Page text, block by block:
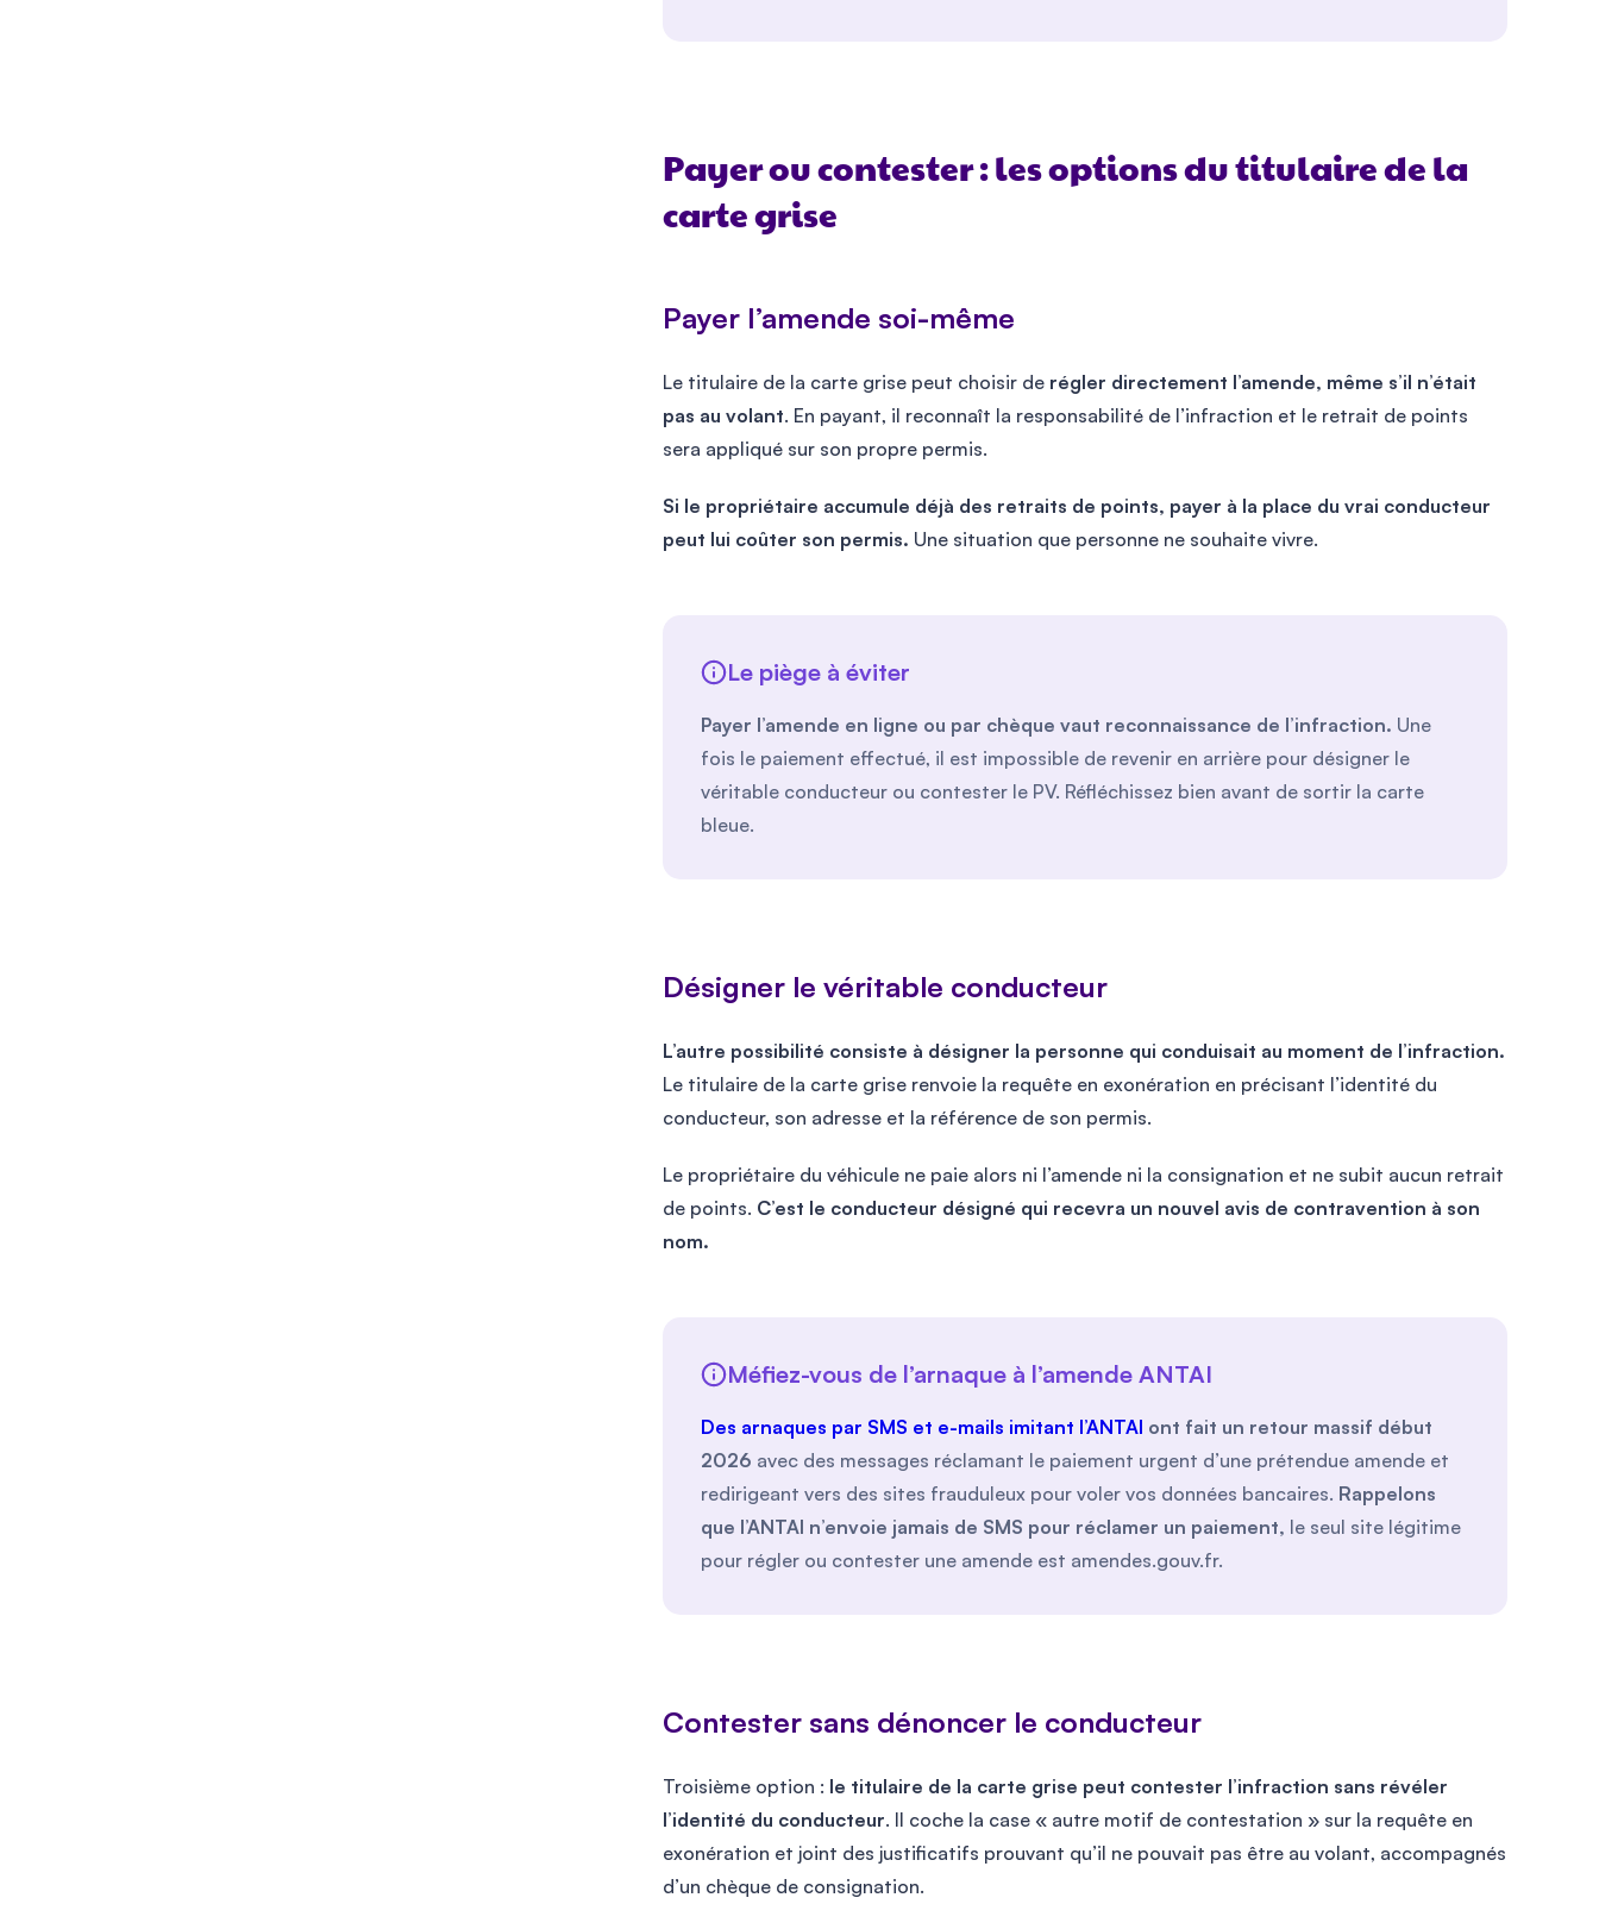
Payer ou contester : les options du titulaire de la
carte grise
Payer l’amende soi-même
Le titulaire de la carte grise peut choisir de régler directement l’amende, même s’il n’était
pas au volant. En payant, il reconnaît la responsabilité de l’infraction et le retrait de points
sera appliqué sur son propre permis.
Si le propriétaire accumule déjà des retraits de points, payer à la place du vrai conducteur
peut lui coûter son permis. Une situation que personne ne souhaite vivre.
Le piège à éviter
Payer l’amende en ligne ou par chèque vaut reconnaissance de l’infraction. Une
fois le paiement effectué, il est impossible de revenir en arrière pour désigner le
véritable conducteur ou contester le PV. Réfléchissez bien avant de sortir la carte
bleue.
Désigner le véritable conducteur
L’autre possibilité consiste à désigner la personne qui conduisait au moment de l’infraction.
Le titulaire de la carte grise renvoie la requête en exonération en précisant l’identité du
conducteur, son adresse et la référence de son permis.
Le propriétaire du véhicule ne paie alors ni l’amende ni la consignation et ne subit aucun retrait
de points. C’est le conducteur désigné qui recevra un nouvel avis de contravention à son
nom.
Méfiez-vous de l’arnaque à l’amende ANTAI
Des arnaques par SMS et e-mails imitant l’ANTAI ont fait un retour massif début
2026 avec des messages réclamant le paiement urgent d’une prétendue amende et
redirigeant vers des sites frauduleux pour voler vos données bancaires. Rappelons
que l’ANTAI n’envoie jamais de SMS pour réclamer un paiement, le seul site légitime
pour régler ou contester une amende est amendes.gouv.fr.
Contester sans dénoncer le conducteur
Troisième option : le titulaire de la carte grise peut contester l’infraction sans révéler
l’identité du conducteur. Il coche la case « autre motif de contestation » sur la requête en
exonération et joint des justificatifs prouvant qu’il ne pouvait pas être au volant, accompagnés
d’un chèque de consignation.